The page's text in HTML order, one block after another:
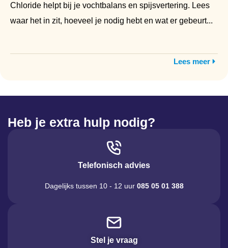
Chloride helpt bij je vochtbalans en spijsvertering. Lees
waar het in zit, hoeveel je nodig hebt en wat er gebeurt...
Lees meer
Heb je extra hulp nodig?
Telefonisch advies
Dagelijks tussen 10 - 12 uur 085 05 01 388
Stel je vraag